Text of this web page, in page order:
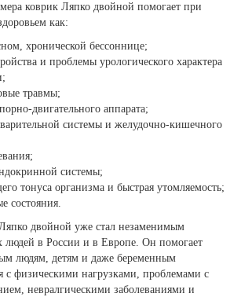
коврик Ляпко двойной помогает при
как:
хронической бессоннице;
и проблемы урологического характера
травмы;
двигательного аппарата;
системы и желудочно-кишечного
системы;
тонуса организма и быстрая утомляемость;
состояния.
двойной уже стал незаменимым
в России и в Европе. Он помогает
людям, детям и даже беременным
с физическими нагрузками, проблемами с
невралгическими заболеваниями и